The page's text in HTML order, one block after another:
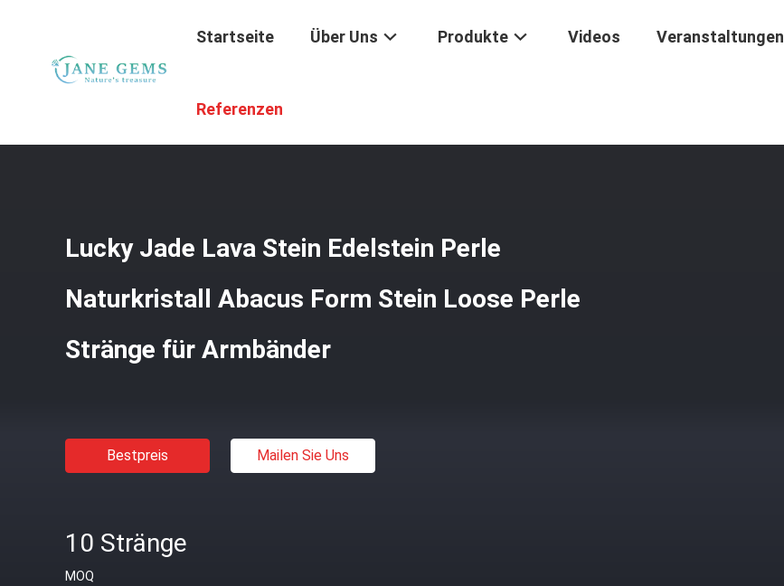
Startseite Über Uns Produkte Videos Veranstaltungen
Referenzen
Lucky Jade Lava Stein Edelstein Perle
Naturkristall Abacus Form Stein Loose Perle
Stränge für Armbänder
Bestpreis Mailen Sie Uns
10 Stränge
MOQ